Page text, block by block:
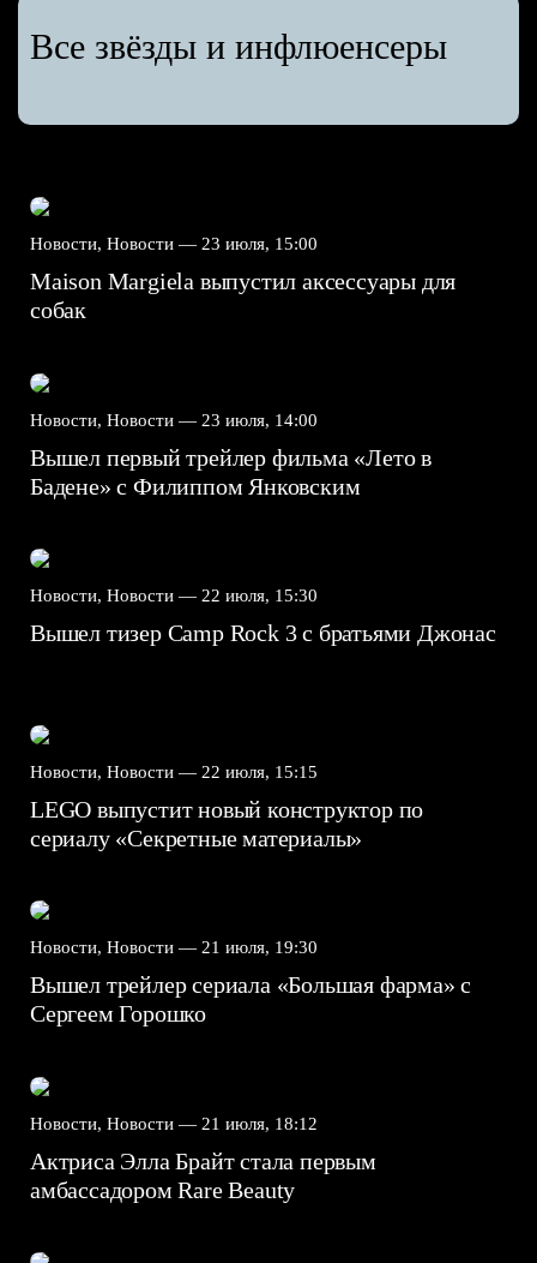
Все звёзды и инфлюенсеры
Новости, Новости — 23 июля, 15:00
Maison Margiela выпустил аксессуары для
собак
Новости, Новости — 23 июля, 14:00
Вышел первый трейлер фильма «Лето в
Бадене» с Филиппом Янковским
Новости, Новости — 22 июля, 15:30
Вышел тизер Camp Rock 3 с братьями Джонас
Новости, Новости — 22 июля, 15:15
LEGO выпустит новый конструктор по
сериалу «Секретные материалы»
Новости, Новости — 21 июля, 19:30
Вышел трейлер сериала «Большая фарма» с
Сергеем Горошко
Новости, Новости — 21 июля, 18:12
Актриса Элла Брайт стала первым
амбассадором Rare Beauty